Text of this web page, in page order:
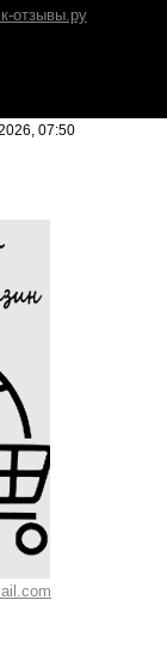
отзывы.ру
07:50